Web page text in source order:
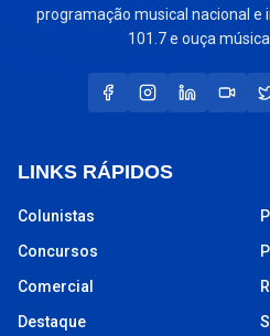
programação musical nacional e
101.7 e ouça
LINKS RÁPIDOS
Colunistas
Concursos
Comercial
Destaque